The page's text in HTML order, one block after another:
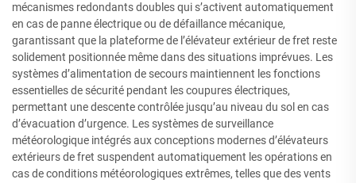
mécanismes redondants doubles qui s’activent automatiquement
en cas de panne électrique ou de défaillance mécanique,
garantissant que la plateforme de l’élévateur extérieur de fret reste
solidement positionnée même dans des situations imprévues. Les
systèmes d’alimentation de secours maintiennent les fonctions
essentielles de sécurité pendant les coupures électriques,
permettant une descente contrôlée jusqu’au niveau du sol en cas
d’évacuation d’urgence. Les systèmes de surveillance
météorologique intégrés aux conceptions modernes d’élévateurs
extérieurs de fret suspendent automatiquement les opérations en
cas de conditions météorologiques extrêmes, telles que des vents